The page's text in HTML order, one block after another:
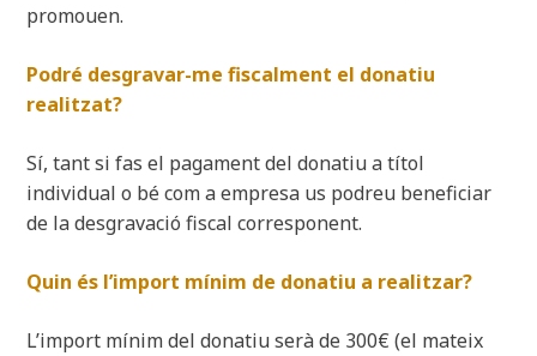
promouen.
Podré desgravar-me fiscalment el donatiu
realitzat?
Sí, tant si fas el pagament del donatiu a títol
individual o bé com a empresa us podreu beneficiar
de la desgravació fiscal corresponent.
Quin és l’import mínim de donatiu a realitzar?
L’import mínim del donatiu serà de 300€ (el mateix